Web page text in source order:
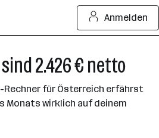
Anmelden
2.426 € netto
für Österreich erfährst
Monats wirklich auf deinem